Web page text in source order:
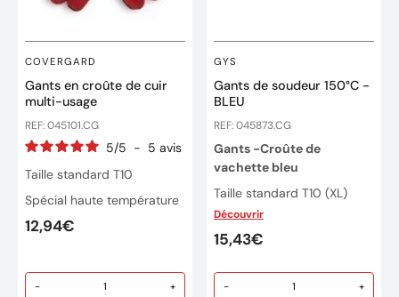
COVERGARD
Gants en croûte de cuir
multi-usage
REF: 045101.CG
5/5 - 5 avis
Taille standard T10
Spécial haute température
12,94€
- +
GYS
Gants de soudeur 150°C -
BLEU
REF: 045873.CG
Gants -Croûte de
vachette bleu
Taille standard T10 (XL)
Manchette 14cm
Température: 150°C
Découvrir
15,43€
- +